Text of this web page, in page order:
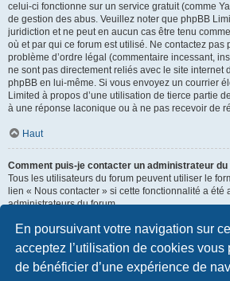
En poursuivant votre navigation sur
acceptez l’utilisation de cookies vous
de bénéficier d’une expérience de
celui-ci fonctionne sur un service gratuit (comme
de gestion des abus. Veuillez noter que phpBB
juridiction et ne peut en aucun cas être tenu
où et par qui ce forum est utilisé. Ne contactez pas
problème d’ordre légal (commentaire incessant,
ne sont pas directement reliés avec le site internet
phpBB en lui-même. Si vous envoyez un courrier
Limited à propos d’une utilisation de tierce partie
à une réponse laconique ou à ne pas recevoir de
Haut
Comment puis-je contacter un administrateur du
Tous les utilisateurs du forum peuvent utiliser le
lien « Nous contacter » si cette fonctionnalité a été
administrateurs du forum.
Les membres du forum peuvent également utiliser